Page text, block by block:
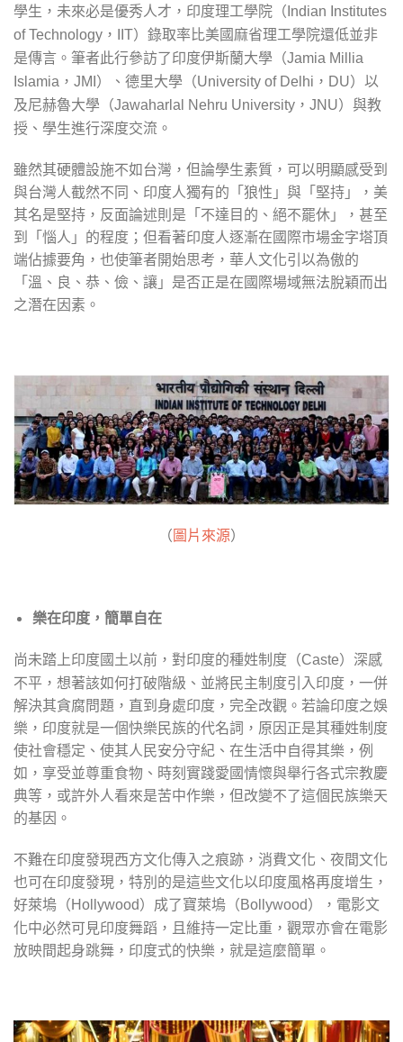
學生，未來必是優秀人才，印度理工學院（ Indian Institutes
of Technology，IIT）錄取率比美國麻省理工學院還低並非
是傳言。筆者此行參訪了印度伊斯蘭大學（Jamia Millia
Islamia，JMI ）、德里大學（University of Delhi，DU）以
及尼赫魯大學（Jawaharlal Nehru University，JNU）與教
授、學生進行深度交流。
雖然其硬體設施不如台灣，但論學生素質，可以明顯感受到
與台灣人截然不同、印度人獨有的「狼性」與「堅持」，美
其名是堅持，反面論述則是「不達目的、絕不罷休」，甚至
到「惱人」的程度；但看著印度人逐漸在國際市場金字塔頂
端佔據要角，也使筆者開始思考，華人文化引以為傲的
「溫、良、恭、儉、讓」是否正是在國際場域無法脫穎而出
之潛在因素。
（圖片來源）
樂在印度，簡單自在
尚未踏上印度國土以前，對印度的種姓制度（Caste）深感
不平，想著該如何打破階級、並將民主制度引入印度，一併
解決其貪腐問題，直到身處印度，完全改觀。若論印度之娛
樂，印度就是一個快樂民族的代名詞，原因正是其種姓制度
使社會穩定、使其人民安分守紀、在生活中自得其樂，例
如，享受並尊重食物、時刻實踐愛國情懷與舉行各式宗教慶
典等，或許外人看來是苦中作樂，但改變不了這個民族樂天
的基因。
不難在印度發現西方文化傳入之痕跡，消費文化、夜間文化
也可在印度發現，特別的是這些文化以印度風格再度增生，
好萊塢（Hollywood）成了寶萊塢（Bollywood），電影文
化中必然可見印度舞蹈，且維持一定比重，觀眾亦會在電影
放映間起身跳舞，印度式的快樂，就是這麼簡單。